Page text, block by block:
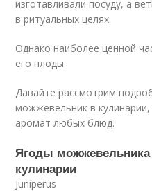
изготавливали посуду, а
в ритуальных целях.
Однако наиболее ценной
его плоды.
Давайте рассмотрим
можжевельник в
аромат любых блюд.
Ягоды
кулинарии
Juníperus